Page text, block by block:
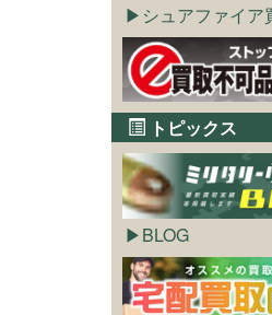
シュアファイア
トピックス
BLOG